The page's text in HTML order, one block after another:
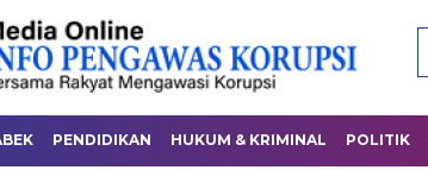
PENDIDIKAN HUKUM & KRIMINAL POLITIK